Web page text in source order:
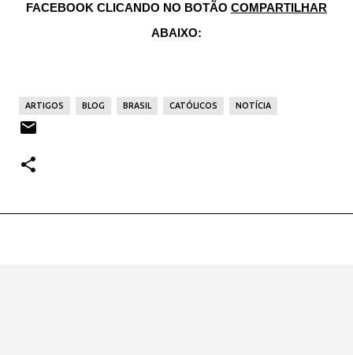
FACEBOOK CLICANDO NO BOTÃO COMPARTILHAR
ABAIXO:
ARTIGOS BLOG BRASIL CATÓLICOS NOTÍCIA